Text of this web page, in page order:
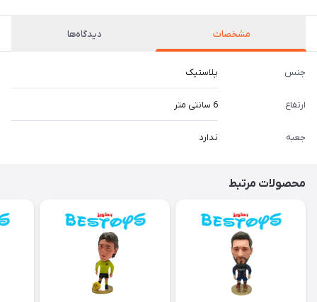
مشخصات دیدگاه‌ها
جنس پلاستیک
ارتفاع 6 سانتی متر
جعبه ندارد
محصولات مرتبط